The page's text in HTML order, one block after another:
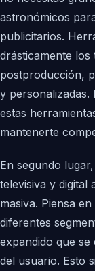
astronómicos
publicitarios.
drásticamente
postproducción,
y personalizadas.
estas
mantenerte
En segundo
televisiva y digital
masiva. Piensa
diferentes
expandido que
del usuario. Esto